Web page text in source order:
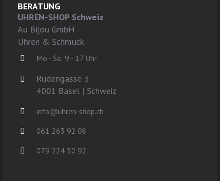
BERATUNG
UHREN-SHOP Schweiz
Au Bijou GmbH
Uhren & Schmuck
Mo - Sa: 9 - 17 Uhr
Rüdengasse 3
4001 Basel | Schweiz
info@uhren-shop.ch
061 263 92 08
079 224 30 92